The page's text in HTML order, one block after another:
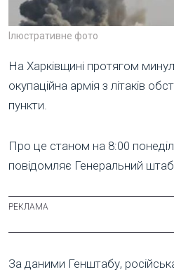
Ілюстративне фото
На Харківщині протягом
окупаційна армія з літаків
пункти.
Про це станом на 8:00
повідомляє Генеральний
За даними Генштабу,